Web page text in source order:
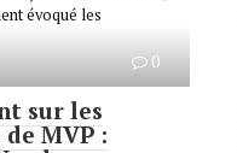
évoqué les
0
sur les
MVP :